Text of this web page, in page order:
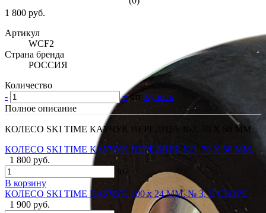
1 800 руб.
Артикул
WCF2
Страна бренда
РОССИЯ
Количество
-
+ шт Купить
Полное описание
КОЛЕСО SKI TIME КАУЧУК ПЕРЕДНЕЕ №2, 70 Х 50 ММ.
КОЛЕСО SKI TIME КАУЧУК ПЕРЕДНЕЕ №3, 70 Х 50 ММ.
1 800 руб.
шт
В корзину
КОЛЕСО SKI TIME КАУЧУК 100 х 24 ММ, № 3, В СБОРЕ
1 900 руб.